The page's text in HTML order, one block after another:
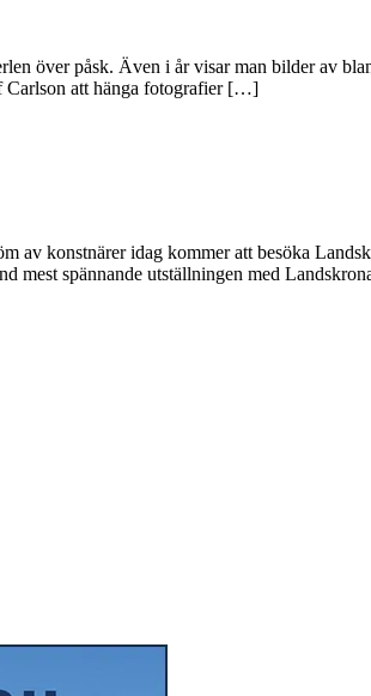
över påsk. Även i år visar man bilder av
Carlson att hänga fotografier […]
av konstnärer idag kommer att besöka
mest spännande utställningen med